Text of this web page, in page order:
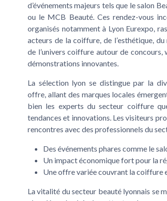
d’événements majeurs tels que lesalon
ou le MCB Beauté. Ces rendez-vous
organisés notamment à Lyon Eurexpo,
acteurs de lacoiffure, de l’esthétique, du
de l’univers coiffure autour de concours,
démonstrations innovantes.
La sélection lyon se distingue par la
offre, allant des marques locales
bien les experts dusecteur coiffure
tendances et innovations. Lesvisiteurs
rencontres avec des professionnels du
Des événements phares comme le
Un impact économique fort pour la
Une offre variée couvrant lacoiffure
La vitalité dusecteur beautélyonnais se